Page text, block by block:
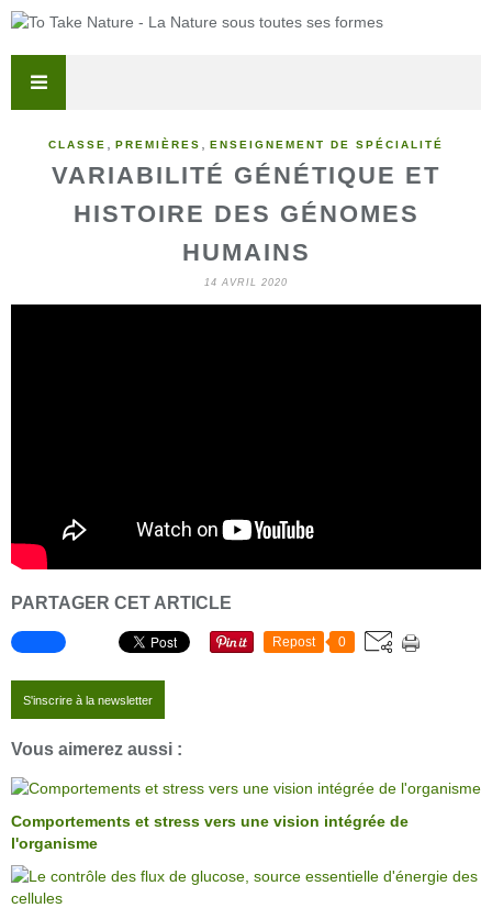
CLASSE PREMIÈRES ENSEIGNEMENT DE SPÉCIALITÉ
VARIABILITÉ GÉNÉTIQUE ET
HISTOIRE DES GÉNOMES
HUMAINS
14 AVRIL 2020
PARTAGER CET ARTICLE
Repost 0
S'inscrire à la newsletter
Vous aimerez aussi :
Comportements et stress vers une vision intégrée de
l'organisme